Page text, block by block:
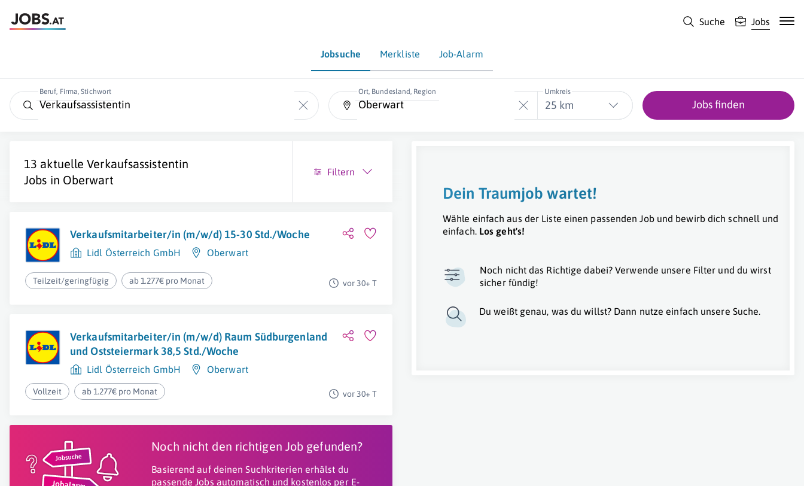
Suche Jobs
Jobsuche Merkliste Job-Alarm
Beruf, Firma, Stichwort Ort, Bundesland, Region Umkreis
25 km Jobs finden
13 aktuelleVerkaufsassistentin
Jobs in Oberwart
Filtern
Verkaufsmitarbeiter/in (m/w/d) 15-30 Std./Woche
Lidl Österreich GmbH Oberwart
Teilzeit/geringfügig ab 1.277€ pro Monat vor 30+ T
Verkaufsmitarbeiter/in (m/w/d) Raum Südburgenland
und Oststeiermark 38,5 Std./Woche
Lidl Österreich GmbH Oberwart
Vollzeit ab 1.277€ pro Monat vor 30+ T
Noch nicht den richtigen Job gefunden?
Basierend auf deinen Suchkriterien erhälst du
passende Jobs automatisch und kostenlos per E-
Dein Traumjob wartet!
Wähle einfach aus der Liste einen passenden Job und bewirb dich schnell und
einfach. Los geht's!
Noch nicht das Richtige dabei? Verwende unsere Filter und du wirst
sicher fündig!
Du weißt genau, was du willst? Dann nutze einfach unsere Suche.